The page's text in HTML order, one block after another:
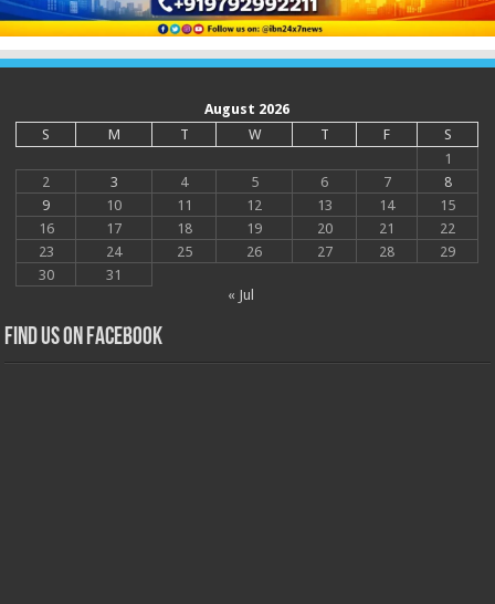
August 2026
S
M T W T F
S
1
2
3 4 5 6 7
8
9
10 11 12 13 14
15
16
17 18 19 20 21
22
23
24 25 26 27 28
29
30
31
« Jul
Find us on Facebook